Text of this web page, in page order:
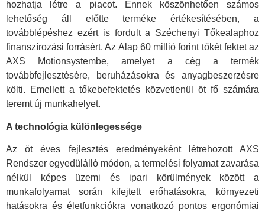
hozhatja létre a piacot. Ennek köszönhetően számos
lehetőség áll előtte terméke értékesítésében, a
továbblépéshez ezért is fordult a Széchenyi Tőkealaphoz
finanszírozási forrásért. Az Alap 60 millió forint tőkét fektet az
AXS Motionsystembe, amelyet a cég a termék
továbbfejlesztésére, beruházásokra és anyagbeszerzésre
költi. Emellett a tőkebefektetés közvetlenül öt fő számára
teremt új munkahelyet.
A technológia különlegessége
Az öt éves fejlesztés eredményeként létrehozott AXS
Rendszer egyedülálló módon, a termelési folyamat zavarása
nélkül képes üzemi és ipari körülmények között a
munkafolyamat során kifejtett erőhatásokra, környezeti
hatásokra és életfunkciókra vonatkozó pontos ergonómiai